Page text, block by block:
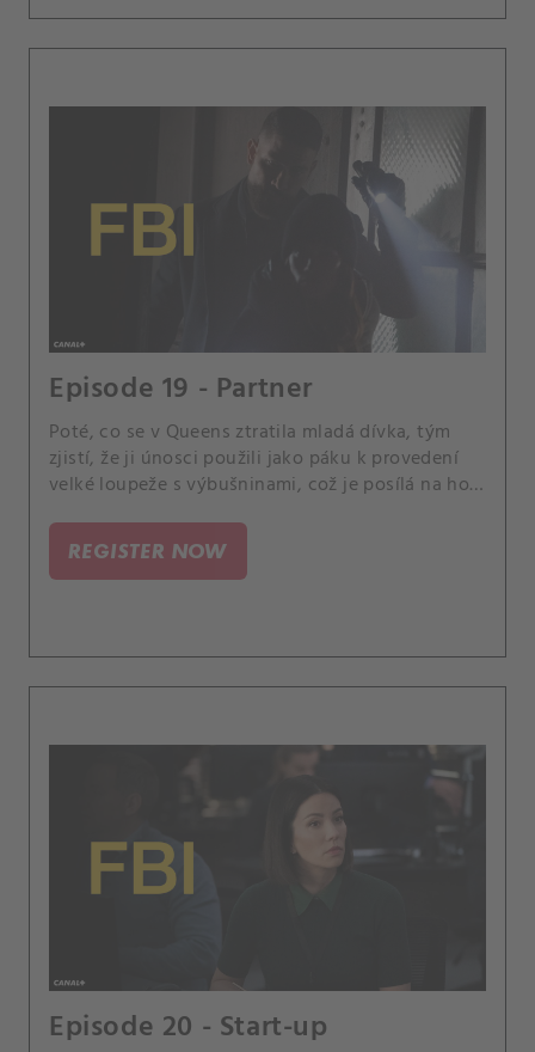
Episode 19 - Partner
Poté, co se v Queens ztratila mladá dívka, tým
zjistí, že ji únosci použili jako páku k provedení
velké loupeže s výbušninami, což je posílá na hon
mezitím začnou pracovat na svých základech jako
partneři.
REGISTER NOW
Episode 20 - Start-up